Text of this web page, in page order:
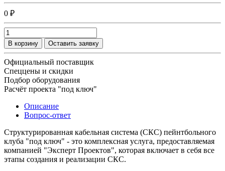
0 ₽
В корзину Оставить заявку
Официальный поставщик
Спеццены и скидки
Подбор оборудования
Расчёт проекта "под ключ"
Описание
Вопрос-ответ
Структурированная кабельная система (СКС) пейнтбольного
клуба "под ключ" - это комплексная услуга, предоставляемая
компанией "Эксперт Проектов", которая включает в себя все
этапы создания и реализации СКС.